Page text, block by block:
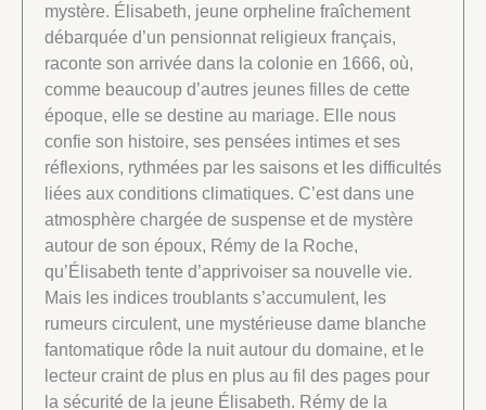
mystère. Élisabeth, jeune orpheline fraîchement
débarquée d’un pensionnat religieux français,
raconte son arrivée dans la colonie en 1666, où,
comme beaucoup d’autres jeunes filles de cette
époque, elle se destine au mariage. Elle nous
confie son histoire, ses pensées intimes et ses
réflexions, rythmées par les saisons et les difficultés
liées aux conditions climatiques. C’est dans une
atmosphère chargée de suspense et de mystère
autour de son époux, Rémy de la Roche,
qu’Élisabeth tente d’apprivoiser sa nouvelle vie.
Mais les indices troublants s’accumulent, les
rumeurs circulent, une mystérieuse dame blanche
fantomatique rôde la nuit autour du domaine, et le
lecteur craint de plus en plus au fil des pages pour
la sécurité de la jeune Élisabeth. Rémy de la